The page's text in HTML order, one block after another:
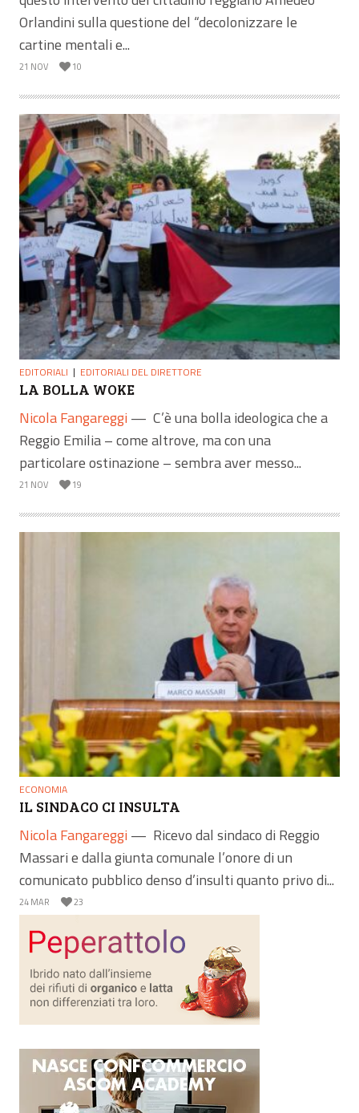
Orlandini sulla questione del “decolonizzare le
cartine mentali e...
21 NOV 10
EDITORIALI EDITORIALI DEL DIRETTORE
LA BOLLA WOKE
Nicola Fangareggi — C’è una bolla ideologica che a
Reggio Emilia – come altrove, ma con una
particolare ostinazione – sembra aver messo...
21 NOV 19
ECONOMIA
IL SINDACO CI INSULTA
Nicola Fangareggi — Ricevo dal sindaco di Reggio
Massari e dalla giunta comunale l’onore di un
comunicato pubblico denso d’insulti quanto privo di...
24 MAR 23